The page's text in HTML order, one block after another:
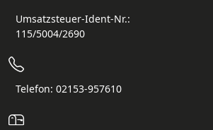
Umsatzsteuer-Ident-Nr.:
115/5004/2690
Telefon: 02153-957610